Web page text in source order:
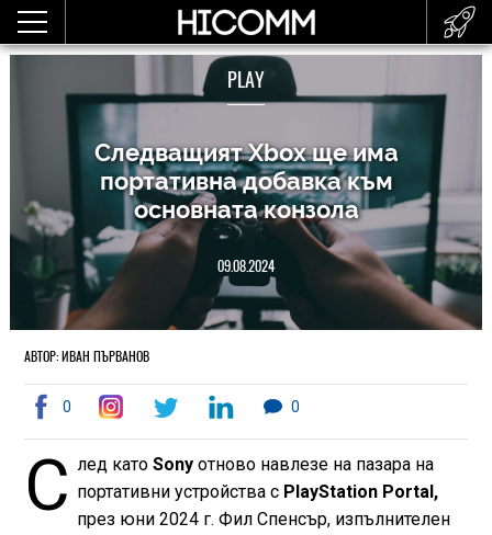
PLAY
Следващият Xbox ще има
портативна добавка към
основната конзола
09.08.2024
АВТОР: ИВАН ПЪРВАНОВ
0 0
С лед катоSony отново навлезе на пазара на
портативни устройства с PlayStation Portal,
през юни 2024 г. Фил Спенсър, изпълнителен